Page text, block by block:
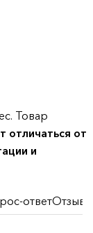
Товар
от
и
ответОтзывы